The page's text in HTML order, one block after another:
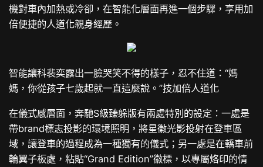
機對車內加熱或冷卻，在智能化層面再進一個步驟，享用加
倍便捷的人道化親身經歷。
智能讓科裴奕露出一臉哭笑不得的樣子，忍不住道：“媽
媽，你從孩子七歲起就一直這麼說。”技加倍人道化
在儀式感層面，奔馳S級臻躲版有兩處特別的設定：一處是
帶brand標志投影的環境照明，將星徽光影投射在登車區
域，讓登車的過程成為一種獨有的儀式；另一處是在轎車前
輪翼子板處，粘貼“Grand Edition”徽標，以專屬烙印的情